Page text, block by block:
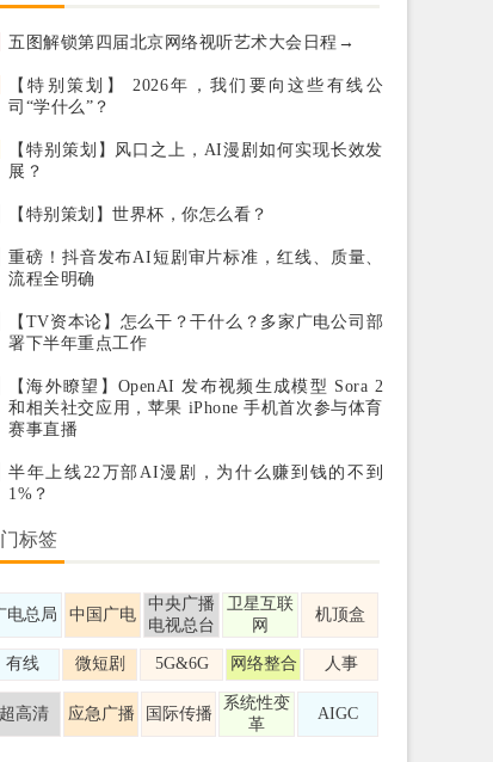
五图解锁第四届北京网络视听艺术大会日程→
【特别策划】 2026年，我们要向这些有线公
司“学什么”？
【特别策划】风口之上，AI漫剧如何实现长效发
展？
【特别策划】世界杯，你怎么看？
重磅！抖音发布AI短剧审片标准，红线、质量、
流程全明确
【TV资本论】怎么干？干什么？多家广电公司部
署下半年重点工作
【海外瞭望】OpenAI 发布视频生成模型 Sora 2
和相关社交应用，苹果 iPhone 手机首次参与体育
赛事直播
半年上线22万部AI漫剧，为什么赚到钱的不到
1%？
标签
电总局 中国广电
中央广播
电视总台
卫星互联
网
机顶盒
有线 微短剧 5G&6G 网络整合 人事
超高清 应急广播 国际传播
系统性变
革
AIGC